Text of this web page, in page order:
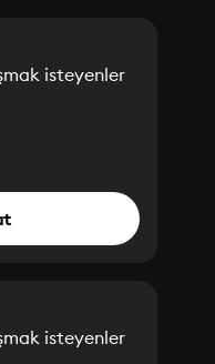
isteyenler
isteyenler